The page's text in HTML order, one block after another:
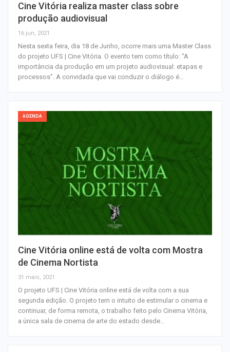
Cine Vitória realiza master class sobre
produção audiovisual
16 jun, 2021
Nesta sexta feira, dia 18 de Junho, ocorre mais uma Master Class
do projeto UFS | Cine Vitória. O evento tem como título: “A
importância da produção em um projeto audiovisual: etapas e
processos”. A convidada que vai conduzir o diálogo é…
AGENDA
Cine Vitória online está de volta com Mostra
de Cinema Nortista
31 maio, 2021
O projeto UFS | Cine Vitória online está de volta com a sua
segunda edição. O projeto tem o intuito de estimular o cinema e
continuar, de forma remota, o trabalho feito pelo Cinema Vitória,
a única sala de cinema de arte do estado desde…